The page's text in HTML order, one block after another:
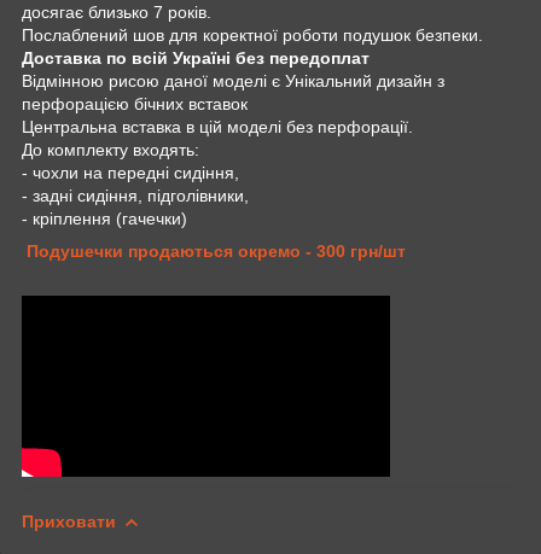
досягає близько 7 років.
Послаблений шов для коректної роботи подушок безпеки.
Доставка по всій Україні без передоплат
Відмінною рисою даної моделі є Унікальний дизайн з
перфорацією бічних вставок
Центральна вставка в цій моделі без перфорації.
До комплекту входять:
- чохли на передні сидіння,
- задні сидіння, підголівники,
- кріплення (гачечки)
Подушечки продаються окремо - 300 грн/шт
Приховати